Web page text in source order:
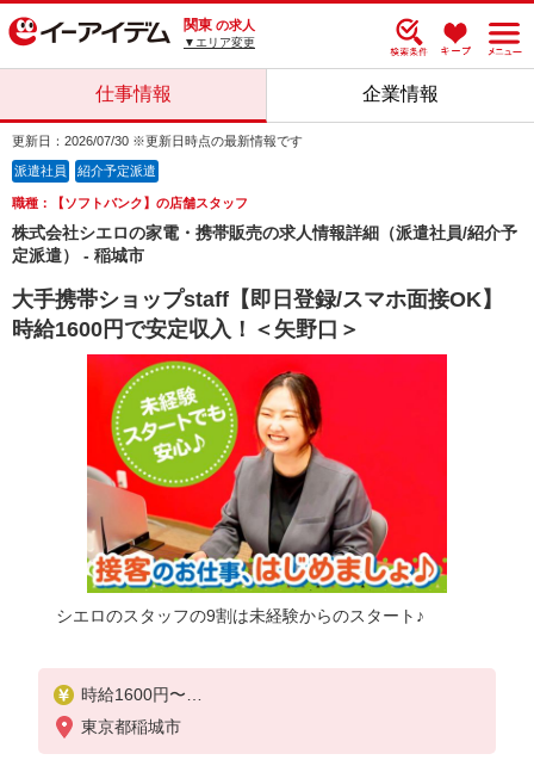
関東 の求人
▼エリア変更
仕事情報 企業情報
更新日：2026/07/30 ※更新日時点の最新情報です
派遣社員 紹介予定派遣
職種：【ソフトバンク】の店舗スタッフ
株式会社シエロの家電・携帯販売の求人情報詳細（派遣社員/紹介予
定派遣） - 稲城市
大手携帯ショップstaff【即日登録/スマホ面接OK】
時給1600円で安定収入！＜矢野口＞
シエロのスタッフの9割は未経験からのスタート♪
時給1600円〜
※残業代支給
★交通費別途支給（規定あり）
東京都稲城市